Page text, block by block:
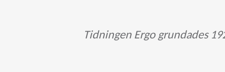
Tidningen Ergo grundades